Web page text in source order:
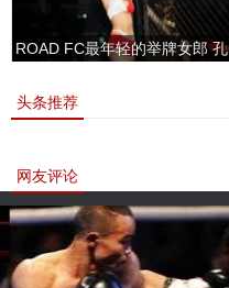
ROAD FC最年轻的举牌女郎 孔
头条推荐
网友评论